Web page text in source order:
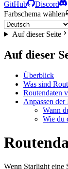
GitHub
Discord
Farbschema wählen
Auf dieser Seite
Auf dieser
Überblick
Was sind
Routendaten
Anpassen der
Wann
Wie du
Wenn Starlight eine